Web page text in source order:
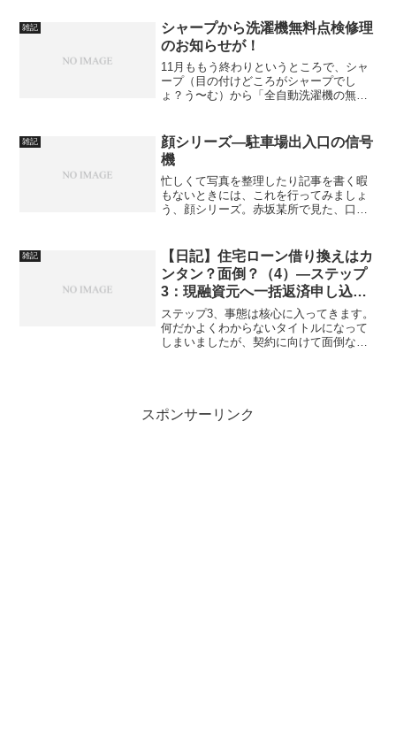
しかも気付きましたか、今年...
雑記
シャープから洗濯機無料点検修理
のお知らせが！
11月ももう終わりというところで、シャ
ープ（目の付けどころがシャープでし
ょ？う〜む）から「全自動洗濯機の無料
雑記
顔シリーズ―駐車場出入口の信号
機
忙しくて写真を整理したり記事を書く暇
もないときには、これを行ってみましょ
う、顔シリーズ。赤坂某所で見た、口の
壁に埋まっていたり、台の上にいたりも
しますが、一本足で立って...
雑記
【日記】住宅ローン借り換えはカ
ンタン？面倒？（4）—ステップ
3：現融資元へ一括返済申し込み
（その1）
ステップ3、事態は核心に入ってきます。
何だかよくわからないタイトルになって
しまいましたが、契約に向けて面倒な作
スポンサーリンク